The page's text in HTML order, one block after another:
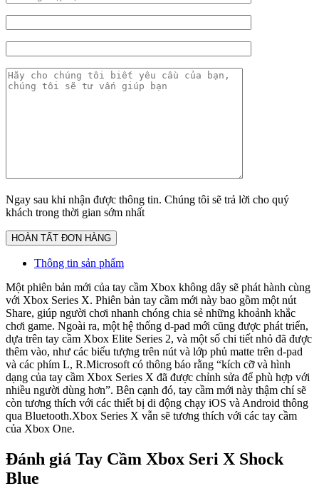
Ngay sau khi nhận được thông tin. Chúng tôi sẽ trả lời cho quý
khách trong thời gian sớm nhất
Thông tin sản phẩm
Một phiên bản mới của tay cầm Xbox không dây sẽ phát hành cùng
với Xbox Series X. Phiên bản tay cầm mới này bao gồm một nút
Share, giúp người chơi nhanh chóng chia sẻ những khoảnh khắc
chơi game. Ngoài ra, một hệ thống d-pad mới cũng được phát triển,
dựa trên tay cầm Xbox Elite Series 2, và một số chi tiết nhỏ đã được
thêm vào, như các biểu tượng trên nút và lớp phủ matte trên d-pad
và các phím L, R.Microsoft có thông báo rằng “kích cỡ và hình
dạng của tay cầm Xbox Series X đã được chỉnh sửa để phù hợp với
nhiều người dùng hơn”. Bên cạnh đó, tay cầm mới này thậm chí sẽ
còn tương thích với các thiết bị di động chạy iOS và Android thông
qua Bluetooth.Xbox Series X vẫn sẽ tương thích với các tay cầm
của Xbox One.
Đánh giá Tay Cầm Xbox Seri X Shock
Blue